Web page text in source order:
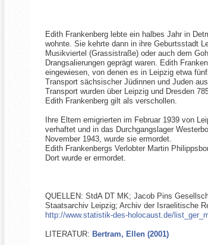
Edith Frankenberg lebte ein halbes Jahr in
wohnte. Sie kehrte dann in ihre Geburtsstadt
Musikviertel (Grassistraße) oder auch dem
Drangsalierungen geprägt waren. Edith
eingewiesen, von denen es in Leipzig etwa
Transport sächsischer Jüdinnen und Juden
Transport wurden über Leipzig und Dresden
Edith Frankenberg gilt als verschollen.
Ihre Eltern emigrierten im Februar 1939 von
verhaftet und in das Durchgangslager
November 1943, wurde sie ermordet.
Edith Frankenbergs Verlobter Martin
Dort wurde er ermordet.
QUELLEN: StdA DT MK; Jacob Pins
Staatsarchiv Leipzig; Archiv der Israelitische
http://www.statistik-des-holocaust.de/
LITERATUR: Bertram, Ellen (2001)